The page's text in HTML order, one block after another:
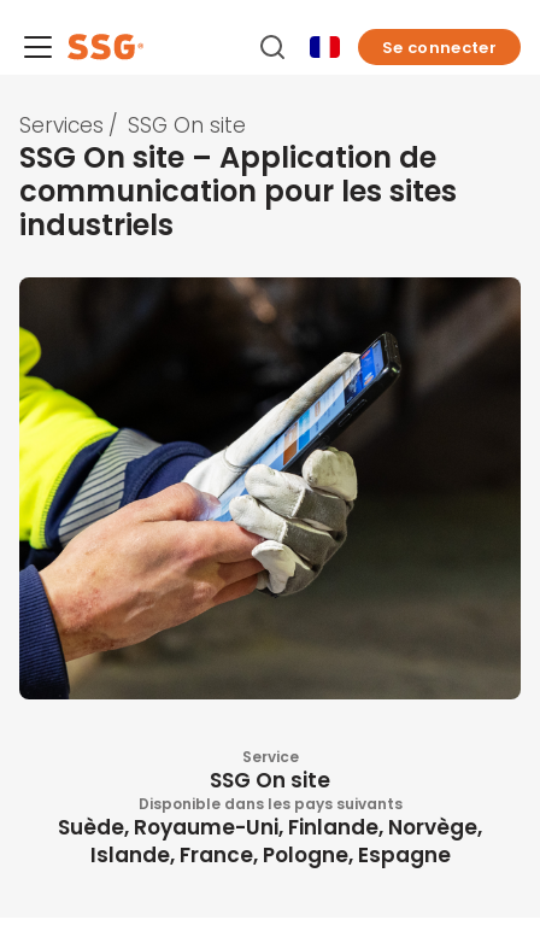
Se connecter
Services / SSG On site
SSG On site – Application de
communication pour les sites
industriels
Service
SSG On site
Disponible dans les pays suivants
Suède, Royaume-Uni, Finlande, Norvège,
Islande, France, Pologne, Espagne